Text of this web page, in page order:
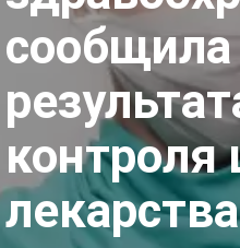
сообщила
контроля
лекарства